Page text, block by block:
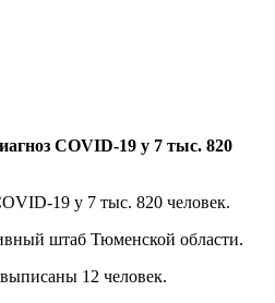
COVID-19 у 7 тыс. 820
19 у 7 тыс. 820 человек.
штаб Тюменской области.
12 человек.